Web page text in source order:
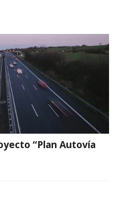
“Plan Autovía